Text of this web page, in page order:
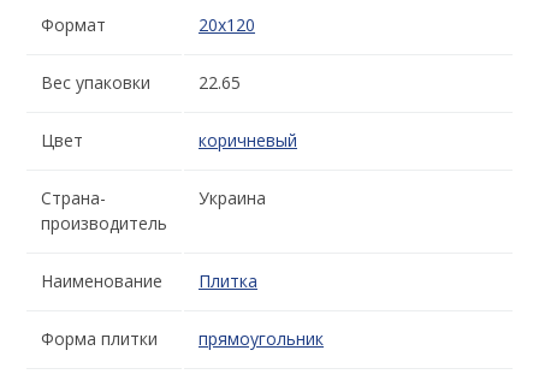
Формат 20x120
Вес упаковки 22.65
Цвет коричневый
Страна-
производитель
Украина
Наименование Плитка
Форма плитки прямоугольник